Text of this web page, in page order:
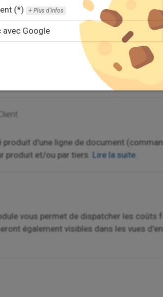
un service frais de port lors de
de prix ou de poids de la commande
produit d'une ligne de document
produit et/ou par tiers.Lire la suite.
vous permet de dispatcher les coûts
également visibles dans les vues
(*)
Plus d'infos
Google